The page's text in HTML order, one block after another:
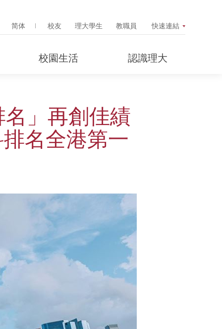
Popup
简体 校友 理大學生 教職員 快速連結
校園生活 認識理大
」再創佳績
名全港第一